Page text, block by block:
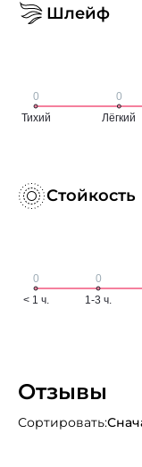
Шлейф
Стойкость
Отзывы
Сортировать: